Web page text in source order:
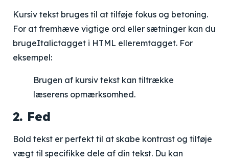
Kursiv tekst bruges til at tilføje fokus og betoning.
For at fremhæve vigtige ord eller sætninger kan du
brugeItalictagget i HTML elleremtagget. For
eksempel:
Brugen af kursiv tekst kan tiltrække
læserens opmærksomhed.
2. Fed
Bold tekst er perfekt til at skabe kontrast og tilføje
vægt til specifikke dele af din tekst. Du kan